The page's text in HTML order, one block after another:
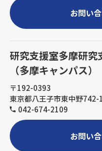
お問い
研究支援室多摩研究
（多摩キャンパス）
〒192-0393
東京都八王子市東中野742-1
042-674-2109
お問い